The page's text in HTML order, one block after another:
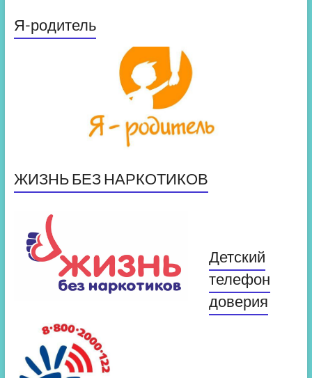
Я-родитель
ЖИЗНЬ БЕЗ НАРКОТИКОВ
Детский
телефон
доверия